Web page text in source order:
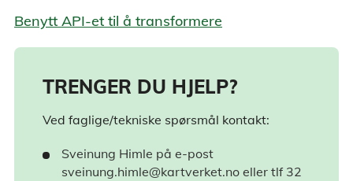
Benytt API-et til å transformere
TRENGER DU HJELP?
Ved faglige/tekniske spørsmål kontakt:
Sveinung Himle på e-post
sveinung.himle@kartverket.no eller tlf 32